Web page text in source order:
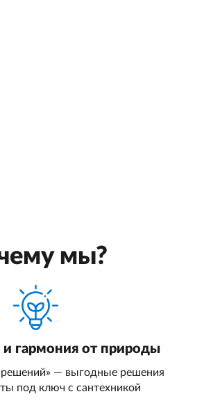
мы?
и гармония от природы
решений» — выгодные решения
под ключ с сантехникой